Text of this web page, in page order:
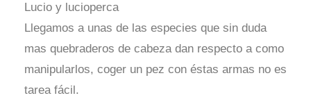
Lucio y lucioperca
Llegamos a unas de las especies que sin duda
mas quebraderos de cabeza dan respecto a como
manipularlos, coger un pez con éstas armas no es
tarea fácil.